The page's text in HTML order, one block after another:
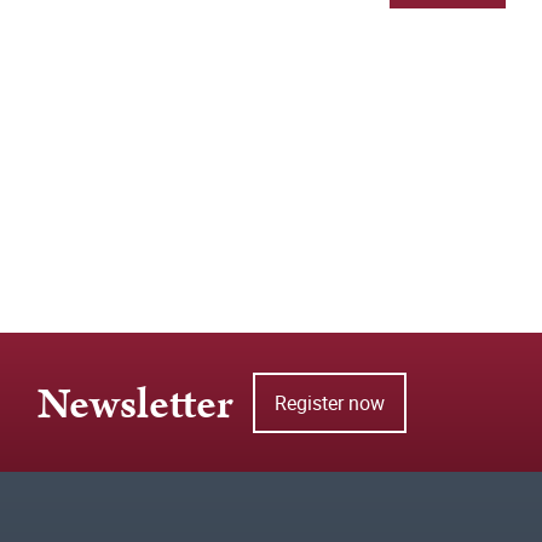
Newsletter Register now